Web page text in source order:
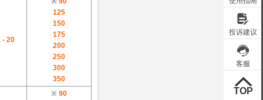
- 20
125
150
175
200
250
300
350
※ 90